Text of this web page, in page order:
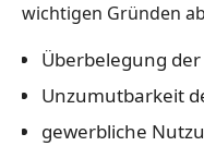
wichtigen Gründen
Überbelegung
Unzumutbarkeit
gewerbliche